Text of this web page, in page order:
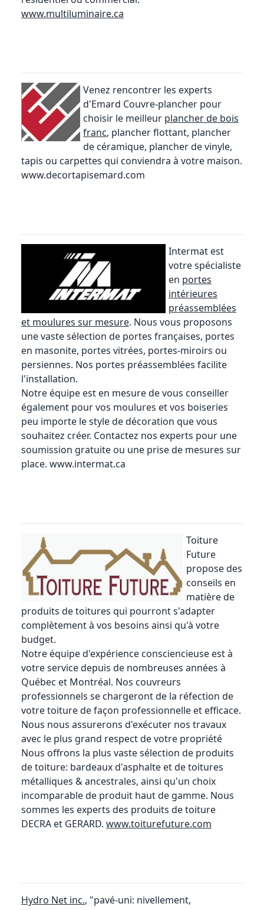
www.multiluminaire.ca
Venez rencontrer les experts
d'Emard Couvre-plancher pour
choisir le meilleur plancher de bois
franc, plancher flottant, plancher
de céramique, plancher de vinyle,
tapis ou carpettes qui conviendra à votre maison.
www.decortapisemard.com
Intermat est
votre spécialiste
en portes
intérieures
préassemblées
et moulures sur mesure. Nous vous proposons
une vaste sélection de portes françaises, portes
en masonite, portes vitrées, portes-miroirs ou
persiennes. Nos portes préassemblées facilite
l'installation.
Notre équipe est en mesure de vous conseiller
également pour vos moulures et vos boiseries
peu importe le style de décoration que vous
souhaitez créer. Contactez nos experts pour une
soumission gratuite ou une prise de mesures sur
place. www.intermat.ca
Toiture
Future
propose des
conseils en
matière de
produits de toitures qui pourront s'adapter
complètement à vos besoins ainsi qu'à votre
budget.
Notre équipe d'expérience consciencieuse est à
votre service depuis de nombreuses années à
Québec et Montréal. Nos couvreurs
professionnels se chargeront de la réfection de
votre toiture de façon professionnelle et efficace.
Nous nous assurerons d'exécuter nos travaux
avec le plus grand respect de votre propriété
Nous offrons la plus vaste sélection de produits
de toiture: bardeaux d'asphalte et de toitures
métalliques & ancestrales, ainsi qu'un choix
incomparable de produit haut de gamme. Nous
sommes les experts des produits de toiture
DECRA et GERARD. www.toiturefuture.com
Hydro Net inc., "pavé-uni: nivellement,